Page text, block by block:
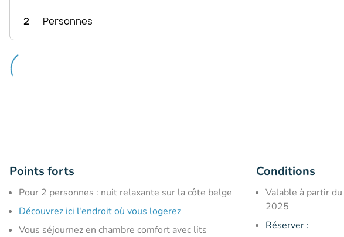
2 Personnes
Points forts
Pour 2 personnes : nuit relaxante sur la côte belge
Découvrez ici l'endroit où vous logerez
Vous séjournez en chambre comfort avec lits
Conditions
Valable à partir
2025
Réserver :